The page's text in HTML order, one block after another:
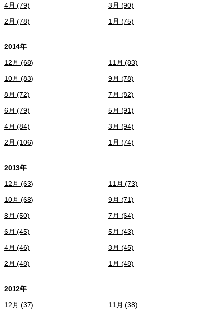
4月 (79) 3月 (90)
2月 (78) 1月 (75)
2014年
12月 (68) 11月 (83)
10月 (83) 9月 (78)
8月 (72) 7月 (82)
6月 (79) 5月 (91)
4月 (84) 3月 (94)
2月 (106) 1月 (74)
2013年
12月 (63) 11月 (73)
10月 (68) 9月 (71)
8月 (50) 7月 (64)
6月 (45) 5月 (43)
4月 (46) 3月 (45)
2月 (48) 1月 (48)
2012年
12月 (37) 11月 (38)